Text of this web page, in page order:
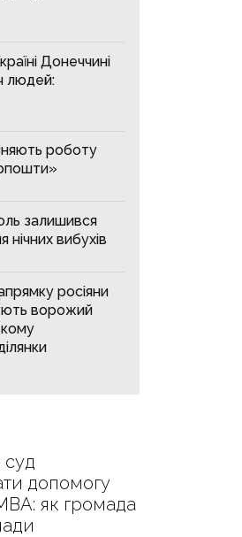
Донеччині
людей:
роботу
залишився
нічних вибухів
росіяни
ворожий
допомогу
як громада